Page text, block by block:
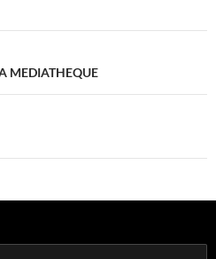
MEDIATHEQUE